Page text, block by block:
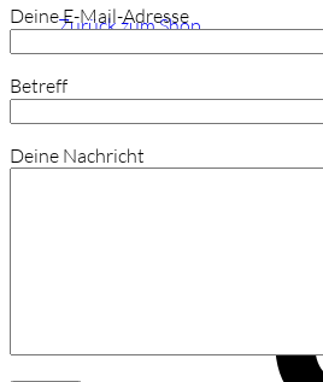
Zurück zum Shop
Deine E-Mail-Adresse
Betreff
Deine Nachricht